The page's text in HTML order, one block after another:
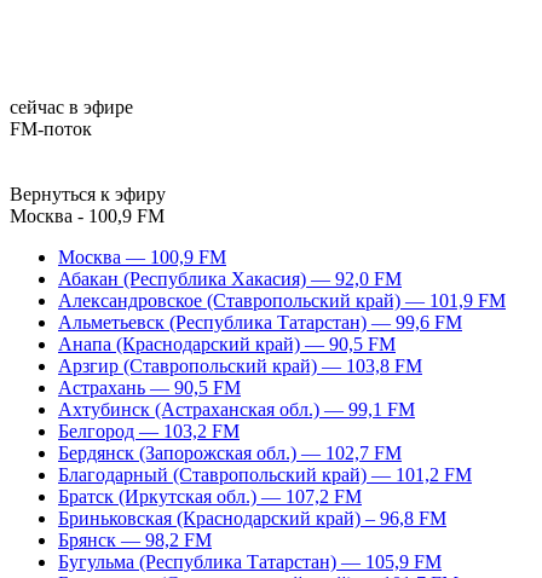
сейчас в эфире
FM-поток
Вернуться к эфиру
Москва - 100,9 FM
Москва — 100,9 FM
Абакан (Республика Хакасия) — 92,0 FM
Александровское (Ставропольский край) — 101,9 FM
Альметьевск (Республика Татарстан) — 99,6 FM
Анапа (Краснодарский край) — 90,5 FM
Арзгир (Ставропольский край) — 103,8 FM
Астрахань — 90,5 FM
Ахтубинск (Астраханская обл.) — 99,1 FM
Белгород — 103,2 FM
Бердянск (Запорожская обл.) — 102,7 FM
Благодарный (Ставропольский край) — 101,2 FM
Братск (Иркутская обл.) — 107,2 FM
Бриньковская (Краснодарский край) – 96,8 FM
Брянск — 98,2 FM
Бугульма (Республика Татарстан) — 105,9 FM